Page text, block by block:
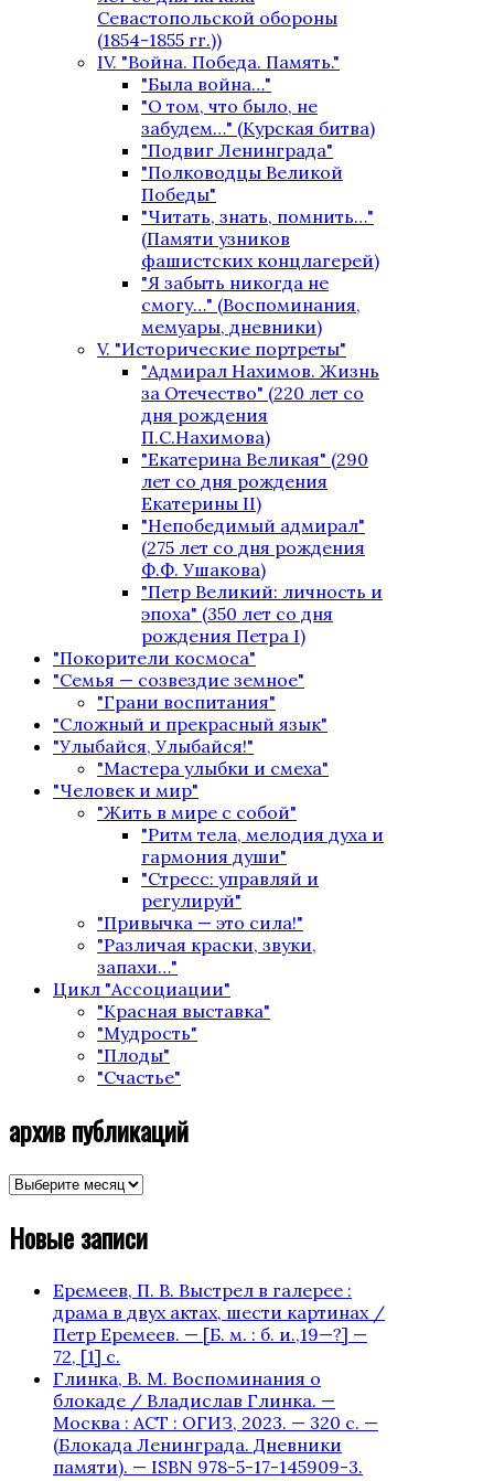
Севастопольской обороны
(1854-1855 гг.))
IV. "Война. Победа. Память."
"Была война…"
"О том, что было, не
забудем…" (Курская битва)
"Подвиг Ленинграда"
"Полководцы Великой
Победы"
"Читать, знать, помнить…"
(Памяти узников
фашистских концлагерей)
"Я забыть никогда не
смогу…" (Воспоминания,
мемуары, дневники)
V. "Исторические портреты"
"Адмирал Нахимов. Жизнь
за Отечество" (220 лет со
дня рождения
П.С.Нахимова)
"Екатерина Великая" (290
лет со дня рождения
Екатерины II)
"Непобедимый адмирал"
(275 лет со дня рождения
Ф.Ф. Ушакова)
"Петр Великий: личность и
эпоха" (350 лет со дня
рождения Петра I)
"Покорители космоса"
"Семья — созвездие земное"
"Грани воспитания"
"Сложный и прекрасный язык"
"Улыбайся, Улыбайся!"
"Мастера улыбки и смеха"
"Человек и мир"
"Жить в мире с собой"
"Ритм тела, мелодия духа и
гармония души"
"Стресс: управляй и
регулируй"
"Привычка — это сила!"
"Различая краски, звуки,
запахи…"
Цикл "Ассоциации"
"Красная выставка"
"Мудрость"
"Плоды"
"Счастье"
архив публикаций
архив
Новые записи
Еремеев, П. В. Выстрел в галерее :
драма в двух актах, шести картинах /
Петр Еремеев. — [Б. м. : б. и.,19—?] —
72, [1] с.
Глинка, В. М. Воспоминания о
блокаде / Владислав Глинка. —
Москва : АСТ : ОГИЗ, 2023. — 320 с. —
(Блокада Ленинграда. Дневники
памяти). — ISBN 978-5-17-145909-3.